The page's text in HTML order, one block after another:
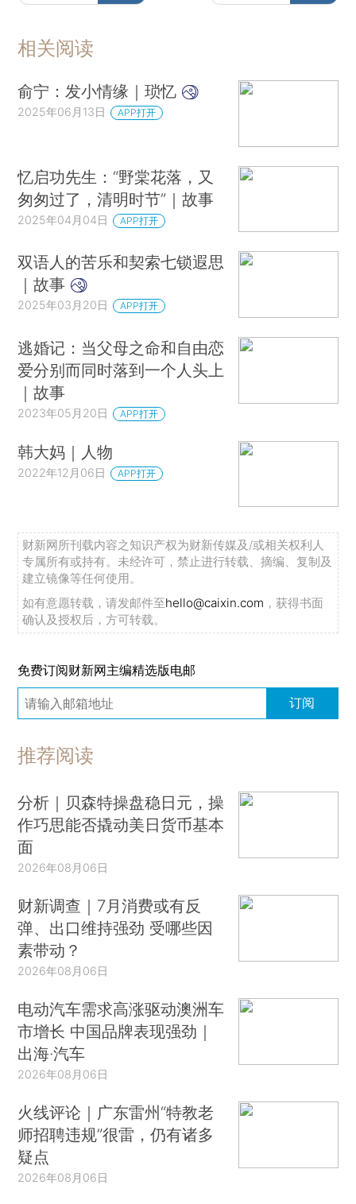
相关阅读
俞宁：发小情缘｜琐忆
2025年06月13日 APP打开
忆启功先生：“野棠花落，又
匆匆过了，清明时节”｜故事
2025年04月04日 APP打开
双语人的苦乐和契索七锁遐思
｜故事
2025年03月20日 APP打开
逃婚记：当父母之命和自由恋
爱分别而同时落到一个人头上
｜故事
2023年05月20日 APP打开
韩大妈｜人物
2022年12月06日 APP打开
财新网所刊载内容之知识产权为财新传媒及/或相关权利人
专属所有或持有。未经许可，禁止进行转载、摘编、复制及
建立镜像等任何使用。
如有意愿转载，请发邮件至hello@caixin.com ，获得书面
确认及授权后，方可转载。
免费订阅财新网主编精选版电邮
订阅
推荐阅读
分析｜贝森特操盘稳日元，操
作巧思能否撬动美日货币基本
面
2026年08月06日
财新调查｜7月消费或有反
弹、出口维持强劲 受哪些因
素带动？
2026年08月06日
电动汽车需求高涨驱动澳洲车
市增长 中国品牌表现强劲｜
出海·汽车
2026年08月06日
火线评论｜广东雷州“特教老
师招聘违规”很雷，仍有诸多
疑点
2026年08月06日